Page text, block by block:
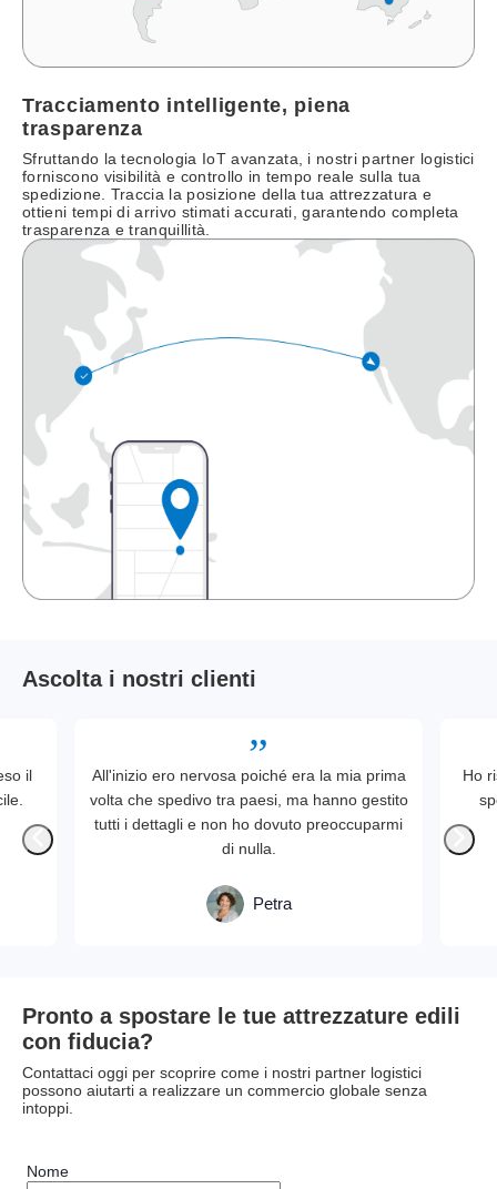
Tracciamento intelligente, piena
trasparenza
Sfruttando la tecnologia IoT avanzata, i nostri partner logistici
forniscono visibilità e controllo in tempo reale sulla tua
spedizione. Traccia la posizione della tua attrezzatura e
ottieni tempi di arrivo stimati accurati, garantendo completa
trasparenza e tranquillità.
Ascolta i nostri clienti
il
All'inizio ero nervosa poiché era la mia prima
volta che spedivo tra paesi, ma hanno gestito
tutti i dettagli e non ho dovuto preoccuparmi
di nulla.
Petra
Ho
Pronto a spostare le tue attrezzature edili
con fiducia?
Contattaci oggi per scoprire come i nostri partner logistici
possono aiutarti a realizzare un commercio globale senza
intoppi.
Nome